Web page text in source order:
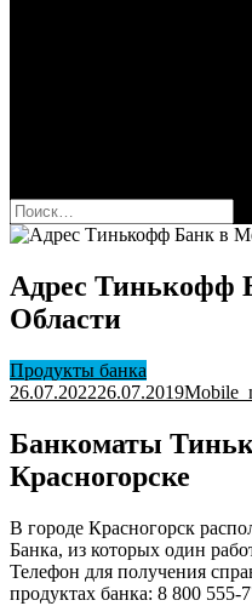
Найти:
Адрес Тинькофф
Области
Продукты банка
26.07.202226.07.2019
Банкоматы
Красногорске
В городе Красногорск
Банка, из которых один
Телефон для получения
продуктах банка: 8 800 555-